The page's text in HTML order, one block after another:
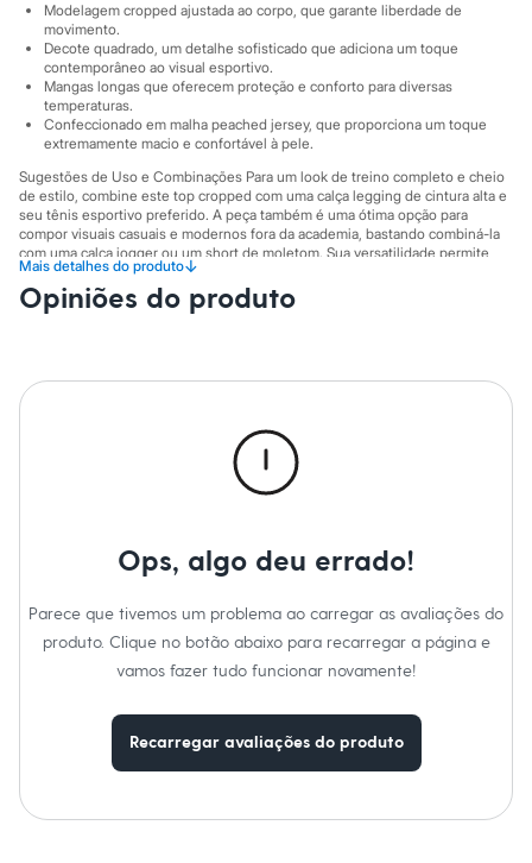
Calcinhas
Cintas e Modeladores
Meias
Pijamas
Sutiãs e Tops
Moda praia
Biquínis
Maiôs
Saídas de praia
Personagens
Plus size
Blusas e Camisetas
Calças
Casacos e Jaquetas
Jeans
Vestidos
Masculino
Casacos e Jaquetas
Jeans
Polos
Chapéus e Bonés
Relógios
Modelagem cropped ajustada ao corpo, que garante liberdade de
movimento.
Decote quadrado, um detalhe sofisticado que adiciona um toque
contemporâneo ao visual esportivo.
Mangas longas que oferecem proteção e conforto para diversas
temperaturas.
Confeccionado em malha peached jersey, que proporciona um toque
extremamente macio e confortável à pele.
Sugestões de Uso e Combinações Para um look de treino completo e cheio
de estilo, combine este top cropped com uma calça legging de cintura alta e
seu tênis esportivo preferido. A peça também é uma ótima opção para
compor visuais casuais e modernos fora da academia, bastando combiná-la
com uma calça jogger ou um short de moletom. Sua versatilidade permite
transitar entre o universo fitness e o dia a dia com praticidade.
A gente se encontra na C&A! ❤
Mais detalhes do produto↓
Decote Quadrado
Opiniões do produto
Ops, algo deu errado!
Parece que tivemos um problema ao carregar as avaliações do
produto. Clique no botão abaixo para recarregar a página e
vamos fazer tudo funcionar novamente!
Recarregar avaliações do produto